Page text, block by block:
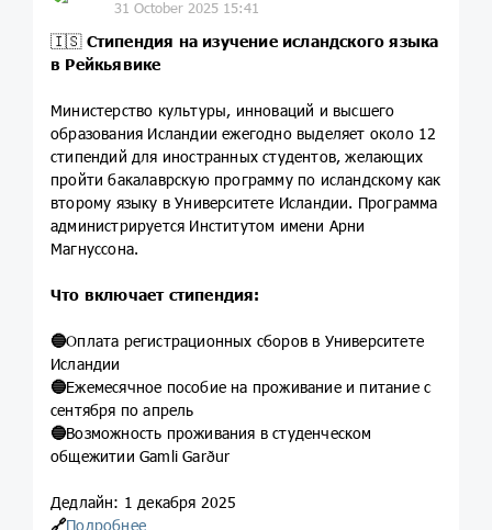
31 October 2025 15:41
🇮🇸Стипендия на изучение исландского языка
в Рейкьявике
Министерство культуры, инноваций и высшего
образования Исландии ежегодно выделяет около 12
стипендий для иностранных студентов, желающих
пройти бакалаврскую программу по исландскому как
второму языку в Университете Исландии. Программа
администрируется Институтом имени Арни
Магнуссона.
Что включает стипендия:
🔵Оплата регистрационных сборов в Университете
Исландии
🔵Ежемесячное пособие на проживание и питание с
сентября по апрель
🔵Возможность проживания в студенческом
общежитии Gamli Garður
Дедлайн: 1 декабря 2025
🔗Подробнее